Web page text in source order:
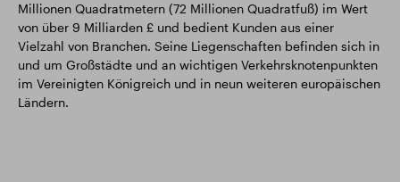
Millionen Quadratmetern (72 Millionen Quadratfuß) im Wert
von über 9 Milliarden £ und bedient Kunden aus einer
Vielzahl von Branchen. Seine Liegenschaften befinden sich in
und um Großstädte und an wichtigen Verkehrsknotenpunkten
im Vereinigten Königreich und in neun weiteren europäischen
Ländern.